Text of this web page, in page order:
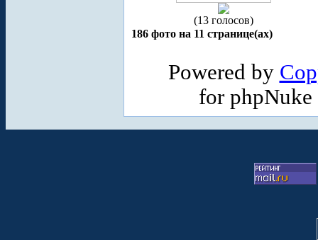
(13 голосов)
186 фото на 11 странице(ах)
Powered by
for